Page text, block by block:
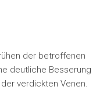
der betroffenen
deutliche Besserung
verdickten Venen.